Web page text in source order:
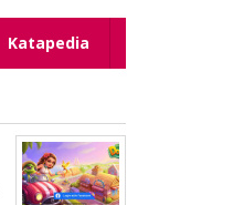
Katapedia